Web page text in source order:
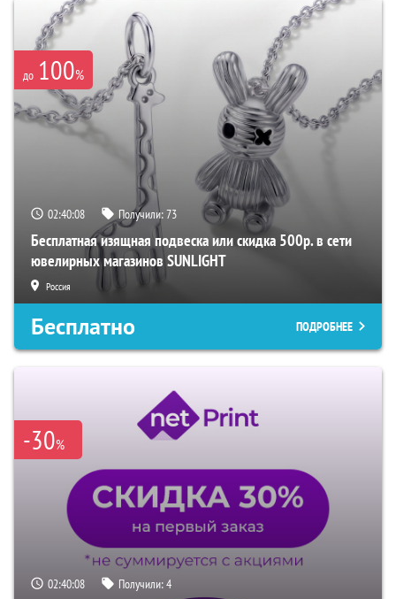
до 100%
02:40:07 Получили:73
Бесплатная изящная подвеска или скидка 500р. в сети
ювелирных магазинов SUNLIGHT
Россия
Бесплатно ПОДРОБНЕЕ
-30%
02:40:07 Получили:4